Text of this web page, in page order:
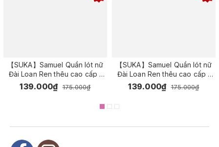
【SUKA】Samuel Quần lót nữ
Đài Loan Ren thêu cao cấp [
Màu Da ]
139.000₫ 175.000₫
【SUKA】Samuel Quần lót nữ
Đài Loan Ren thêu cao cấp [
Màu Tím ]
139.000₫ 175.000₫